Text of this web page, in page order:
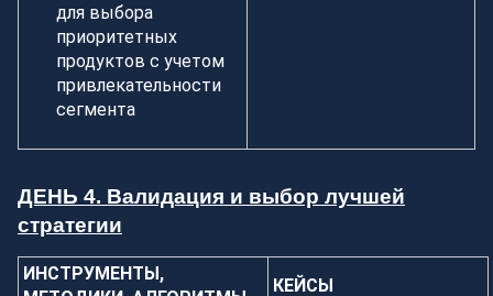
для выбора
приоритетных
продуктов с учетом
привлекательности
сегмента
ДЕНЬ 4. Валидация и выбор лучшей
стратегии
ИНСТРУМЕНТЫ,
КЕЙСЫ